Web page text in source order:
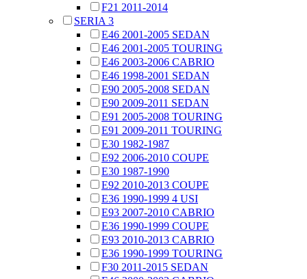
F21 2011-2014
SERIA 3
E46 2001-2005 SEDAN
E46 2001-2005 TOURING
E46 2003-2006 CABRIO
E46 1998-2001 SEDAN
E90 2005-2008 SEDAN
E90 2009-2011 SEDAN
E91 2005-2008 TOURING
E91 2009-2011 TOURING
E30 1982-1987
E92 2006-2010 COUPE
E30 1987-1990
E92 2010-2013 COUPE
E36 1990-1999 4 USI
E93 2007-2010 CABRIO
E36 1990-1999 COUPE
E93 2010-2013 CABRIO
E36 1990-1999 TOURING
F30 2011-2015 SEDAN